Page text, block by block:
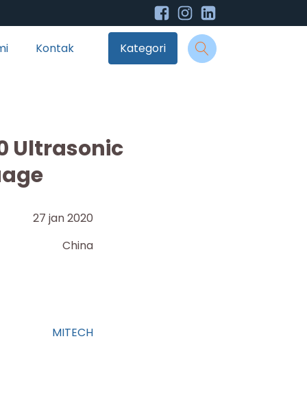
Kontak Kategori
Ultrasonic
27 jan 2020
China
MITECH